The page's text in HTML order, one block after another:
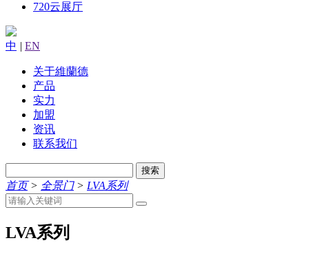
720云展厅
中 | EN
关于維蘭德
产品
实力
加盟
资讯
联系我们
搜索
首页> 全景门> LVA系列
LVA系列